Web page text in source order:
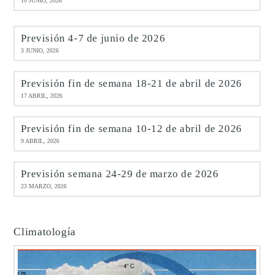
Previsión 4-7 de junio de 2026
3 JUNIO, 2026
Previsión fin de semana 18-21 de abril de 2026
17 ABRIL, 2026
Previsión fin de semana 10-12 de abril de 2026
9 ABRIL, 2026
Previsión semana 24-29 de marzo de 2026
23 MARZO, 2026
Climatología